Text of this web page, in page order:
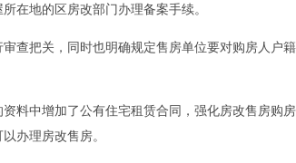
在地的区房改部门办理备案手续。
把关，同时也明确规定售房单位要对购房人户
中增加了公有住宅租赁合同，强化房改售房购
办理房改售房。